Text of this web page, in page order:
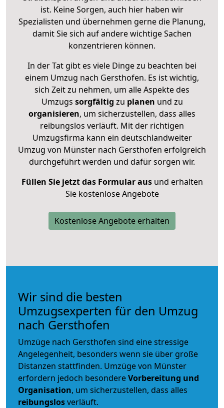
ist. Keine Sorgen, auch hier haben wir
Spezialisten und übernehmen gerne die Planung,
damit Sie sich auf andere wichtige Sachen
konzentrieren können.
In der Tat gibt es viele Dinge zu beachten bei
einem Umzug nach Gersthofen. Es ist wichtig,
sich Zeit zu nehmen, um alle Aspekte des
Umzugs sorgfältig zu planen und zu
organisieren, um sicherzustellen, dass alles
reibungslos verläuft. Mit der richtigen
Umzugsfirma kann ein deutschlandweiter
Umzug von Münster nach Gersthofen erfolgreich
durchgeführt werden und dafür sorgen wir.
Füllen Sie jetzt das Formular ausund erhalten
Sie kostenlose Angebote
Kostenlose Angebote erhalten
Wir sind die besten
Umzugsexperten für den Umzug
nach Gersthofen
Umzüge nach Gersthofen sind eine stressige
Angelegenheit, besonders wenn sie über große
Distanzen stattfinden. Umzüge von Münster
erfordern jedoch besondereVorbereitung und
Organisation, um sicherzustellen, dass alles
reibungslosverläuft.